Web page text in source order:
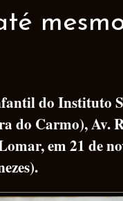
do Instituto
do Carmo), Av.
em 21 de